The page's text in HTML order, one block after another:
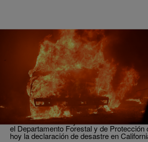
NOTICIAS|meghann.a.kennedy
Incendios en California
arrasadas
Los devastadores incendios que desde
menos 17 muertos y han arrasado más
el Departamento Forestal y de
hoy la declaración de desastre en